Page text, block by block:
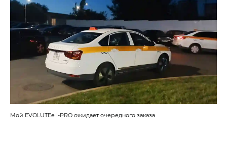
Мой EVOLUTEe i‑PRO ожидает очередного заказа